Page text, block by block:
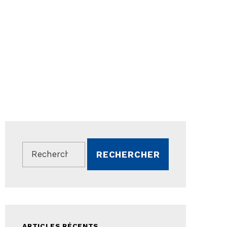
Rechercher :